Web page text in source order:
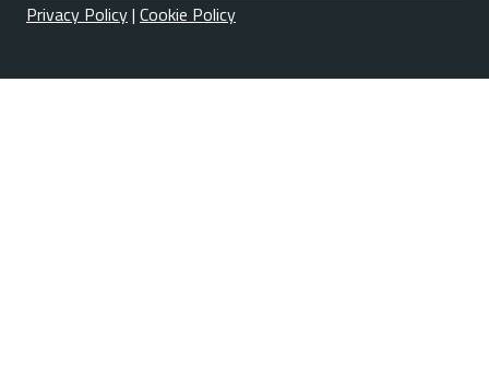
Privacy Policy| Cookie Policy